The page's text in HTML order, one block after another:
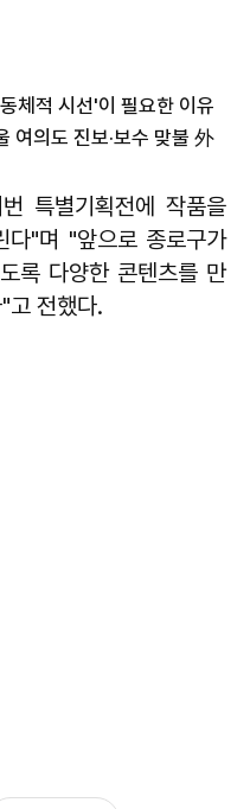
체적 시선'이 필요한 이유
여의도 진보·보수 맞불 外
특별기획전에 작품을
다"며 "앞으로 종로구가
록 다양한 콘텐츠를 만
고 전했다.